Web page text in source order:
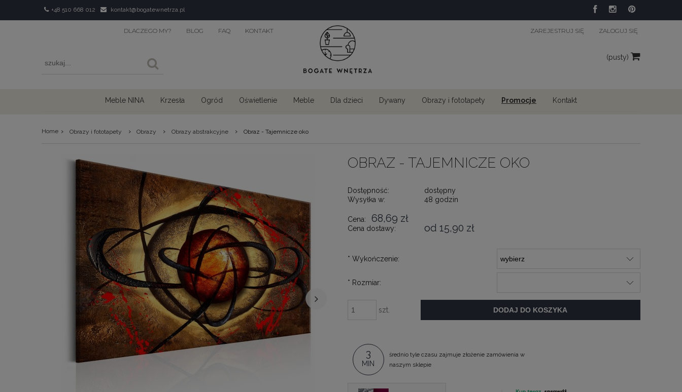
+48 510 668 012 kontakt@bogatewnetrza.pl
DLACZEGO MY? BLOG FAQ KONTAKT ZAREJESTRUJ SIĘ ZALOGUJ SIĘ
(pusty)
Meble NINA Krzesła Ogród Oświetlenie Meble Dla dzieci Dywany Obrazy i fototapety Promocje Kontakt
Home › Obrazy i fototapety › Obrazy › Obrazy abstrakcyjne › Obraz - Tajemnicze oko
OBRAZ - TAJEMNICZE OKO
Dostępność:
dostępny
Wysyłka w:
48 godzin
Cena: 68,69 zł
Cena dostawy: od 15,90 zł
* Wykończenie:
* Rozmiar:
szt. DODAJ DO KOSZYKA
3
MIN
średnio tyle czasu zajmuje złożenie zamówienia w
naszym sklepie